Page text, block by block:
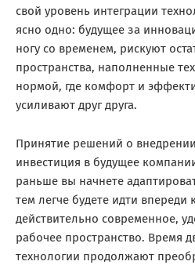
свой уровень интеграции
ясно одно: будущее за
ногу со временем, рискуют
пространства, наполненные
нормой, где комфорт и
усиливают друг друга.
Принятие решений о
инвестиция в будущее
раньше вы начнете
тем легче будете идти впереди
действительно современное,
рабочее пространство. Время
технологии продолжают